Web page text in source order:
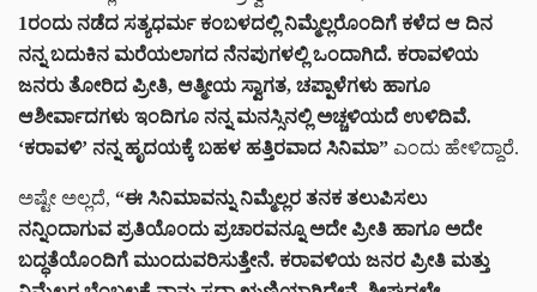
1ರಂದು ನಡೆದ ಸತ್ಯಧರ್ಮ ಕಂಬಳದಲ್ಲಿ ನಿಮ್ಮೆಲ್ಲರೊಂದಿಗೆ ಕಳೆದ ಆ ದಿನ
ನನ್ನ ಬದುಕಿನ ಮರೆಯಲಾಗದ ನೆನಪುಗಳಲ್ಲಿ ಒಂದಾಗಿದೆ. ಕರಾವಳಿಯ
ಜನರು ತೋರಿದ ಪ್ರೀತಿ, ಆತ್ಮೀಯ ಸ್ವಾಗತ, ಚಪ್ಪಾಳೆಗಳು ಹಾಗೂ
ಆಶೀರ್ವಾದಗಳು ಇಂದಿಗೂ ನನ್ನ ಮನಸ್ಸಿನಲ್ಲಿ ಅಚ್ಚಳಿಯದೆ ಉಳಿದಿವೆ.
‘ಕರಾವಳಿ’ ನನ್ನ ಹೃದಯಕ್ಕೆ ಬಹಳ ಹತ್ತಿರವಾದ ಸಿನಿಮಾ” ಎಂದು ಹೇಳಿದ್ದಾರೆ.
ಅಷ್ಟೇ ಅಲ್ಲದೆ, “ಈ ಸಿನಿಮಾವನ್ನು ನಿಮ್ಮೆಲ್ಲರ ತನಕ ತಲುಪಿಸಲು
ನನ್ನಿಂದಾಗುವ ಪ್ರತಿಯೊಂದು ಪ್ರಚಾರವನ್ನೂ ಅದೇ ಪ್ರೀತಿ ಹಾಗೂ ಅದೇ
ಬದ್ಧತೆಯೊಂದಿಗೆ ಮುಂದುವರಿಸುತ್ತೇನೆ. ಕರಾವಳಿಯ ಜನರ ಪ್ರೀತಿ ಮತ್ತು